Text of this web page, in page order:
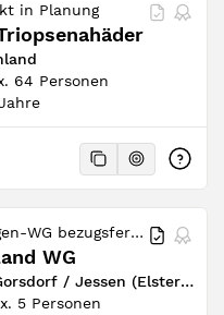
in Planung
64 Personen
Berufstätigen-WG bezugsfertig
WG
Jessen (Elster), Sachsen-Anhalt, Deutschland
5 Personen